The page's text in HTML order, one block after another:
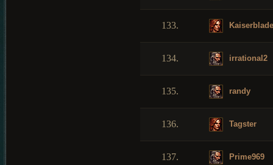
133. Kaiserblade
134. irrational2
135. randy
136. Tagster
137. Prime969